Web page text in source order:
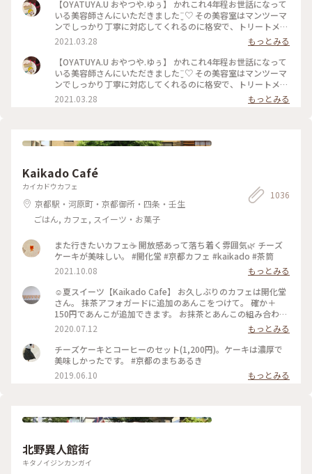
【OYATUYA.U おやつや.ゆぅ】 かれこれ4年程お世話になって
いる美容師さんにいただきました¨̮♡︎ その美容室はマンツーマ
ンでしっかり丁寧に対応してくれるのに格安で、トリートメン
トとか押し付けたりしない、とても居心地のいいお店です。 そ
んな素敵な美容師なので、私がおいしいと思うおやつを何度か
差し入れをしていました。 そのお礼と言うことで準備してく
れていました。 このガトーショコラは濃厚でねっとりした食
感、ひとくち食べただけで目と鼻の穴が大きくなってしまうぐ
らいおいしくて大満足なのですが、もちろんひとくちでは終わ
りません( ˙༥˙ )✨ こんなおいしいものをいただけて 私は幸せで
2021.03.28
もっとみる
【OYATUYA.U おやつや.ゆぅ】 かれこれ4年程お世話になって
いる美容師さんにいただきました¨̮♡︎ その美容室はマンツーマ
ンでしっかり丁寧に対応してくれるのに格安で、トリートメン
トとか押し付けたりしない、とても居心地のいいお店です。 そ
んな素敵な美容師なので、私がおいしいと思うおやつを何度か
感、ひとくち食べただけで目と鼻の穴が大きくなってしまうぐ
す( ¯ ¨̯ ¯̥̥ ) 開店前から行列が出来るのも頷けます。 ことりっぷ
にも早いうちに投稿しなくちゃと思っていたお店です。
2021.03.28 もっとみる
Kaikado Café
カイカドウカフェ
京都駅・河原町・京都御所・四条・壬生
ごはん, カフェ, スイーツ・お菓子
1036
また行きたいカフェ☕️ 開放感あって落ち着く雰囲気🌿 チーズ
ケーキが美味しい。 #開化堂 #京都カフェ #kaikado #茶筒
2021.10.08
もっとみる
☺︎夏スイーツ【Kaikado Cafe】 お久しぶりのカフェは開化堂
さん。 抹茶アフォガードに追加のあんこをつけて。 確か＋
150円であんこが追加できます。 お抹茶とあんこの組み合わせ
は大好きなので迷わず追加…♪ちなみにあんこは、大好きな中
村製餡所さんのもの。きっと最中の皮も。以前 #中村製餡所 さ
んご紹介していますので良かったら☺︎ そして暑いので、水出
し茶をチョイス。 振って自分の好きな濃さにして頂きます。
お茶はおかわりも頂けるんですよ◎ ☺︎ 現在は、満席だとテイ
クアウトのみになるそうです。席の予約はできませんが、電話
になり、ばたばたと毎日を過ごしています。なかなか投稿が追
りペースになりますが、これからもよろしくお願いします☺︎
2020.07.12
もっとみる
チーズケーキとコーヒーのセット(1,200円)。ケーキは濃厚で
美味しかったです。 #京都のまちあるき
2019.06.10
もっとみる
北野異人館街
キタノイジンカンガイ